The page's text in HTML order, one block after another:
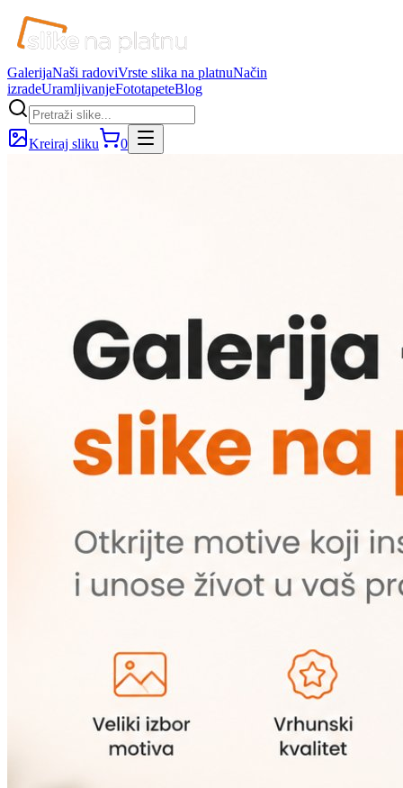
GalerijaNaši radoviVrste slika na platnuNačin
izradeUramljivanjeFototapeteBlog
Kreiraj sliku 0